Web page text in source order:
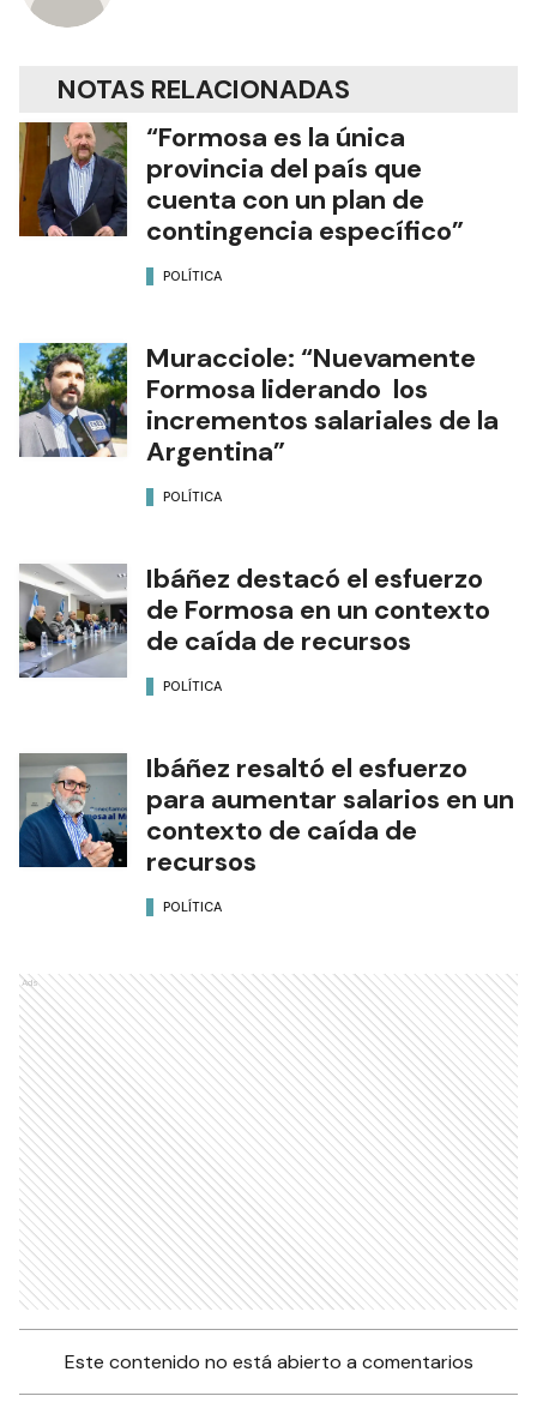
NOTAS RELACIONADAS
“Formosa es la única
provincia del país que
cuenta con un plan de
contingencia específico”
POLÍTICA
Muracciole: “Nuevamente
Formosa liderando los
incrementos salariales de la
Argentina”
POLÍTICA
Ibáñez destacó el esfuerzo
de Formosa en un contexto
de caída de recursos
POLÍTICA
Ibáñez resaltó el esfuerzo
para aumentar salarios en un
contexto de caída de
recursos
POLÍTICA
Ads
Este contenido no está abierto a comentarios